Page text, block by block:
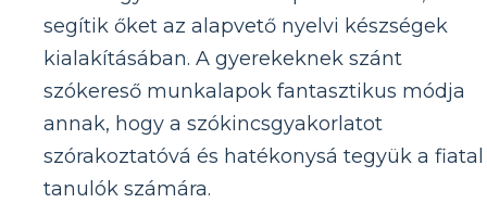
segítik őket az alapvető nyelvi készségek
kialakításában. A gyerekeknek szánt
szókereső munkalapok fantasztikus módja
annak, hogy a szókincsgyakorlatot
szórakoztatóvá és hatékonysá tegyük a fiatal
tanulók számára.